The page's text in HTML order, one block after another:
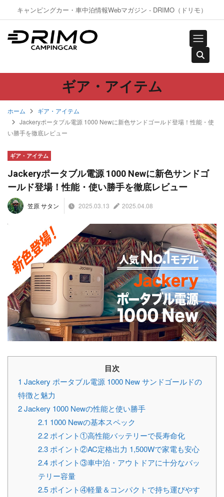
キャンピングカー・車中泊情報Webマガジン - DRIMO（ドリモ）
ギア・アイテム
ホーム
ギア・アイテム
Jackeryポータブル電源 1000 Newに新色サンドゴールド登場！性能・使
い勝手を徹底レビュー
ギア・アイテム
Jackeryポータブル電源 1000 Newに新色サンドゴ
ールド登場！性能・使い勝手を徹底レビュー
笠原 サタン 2025.03.13 2025.04.08
目次
1 Jackery ポータブル電源 1000 New サンドゴールドの
特徴と魅力
2Jackery 1000 Newの性能と使い勝手
2.1 1000 Newの基本スペック
2.2 ポイント①高性能バッテリーで長寿命化
2.3 ポイント②AC定格出力 1,500Wで家電も安心
2.4 ポイント③車中泊・アウトドアに十分なバッ
テリー容量
2.5 ポイント④軽量＆コンパクトで持ち運びやす